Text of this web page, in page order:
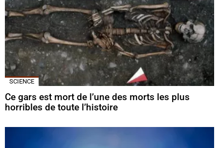
SCIENCE
Ce gars est mort de l’une des morts les plus
horribles de toute l’histoire